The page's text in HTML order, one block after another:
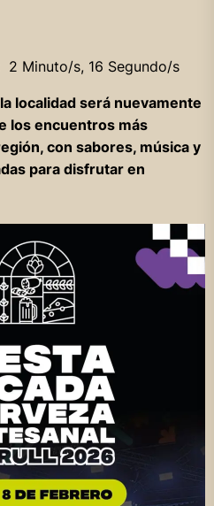
2 Minuto/s, 16 Segundo/s
localidad será nuevamente
los encuentros más
con sabores, música y
para disfrutar en